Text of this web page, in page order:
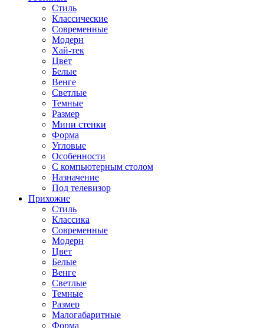
Стиль
Классические
Современные
Модерн
Хай-тек
Цвет
Белые
Венге
Светлые
Темные
Размер
Мини стенки
Форма
Угловые
Особенности
С компьютерным столом
Назначение
Под телевизор
Прихожие
Стиль
Классика
Современные
Модерн
Цвет
Белые
Венге
Светлые
Темные
Размер
Малогабаритные
Форма